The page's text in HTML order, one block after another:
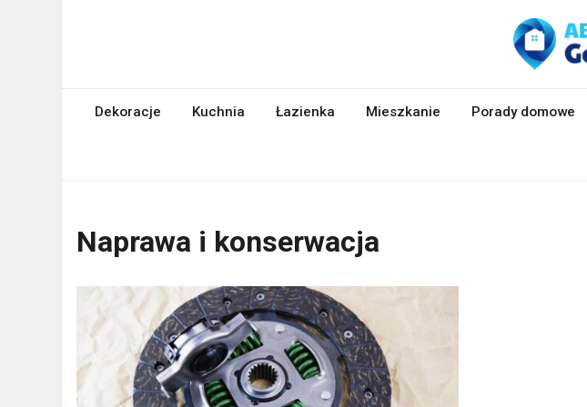
abcgospodyni.pl
Dekoracje Kuchnia Łazienka Mieszkanie Porady domowe
Naprawa i konserwacja